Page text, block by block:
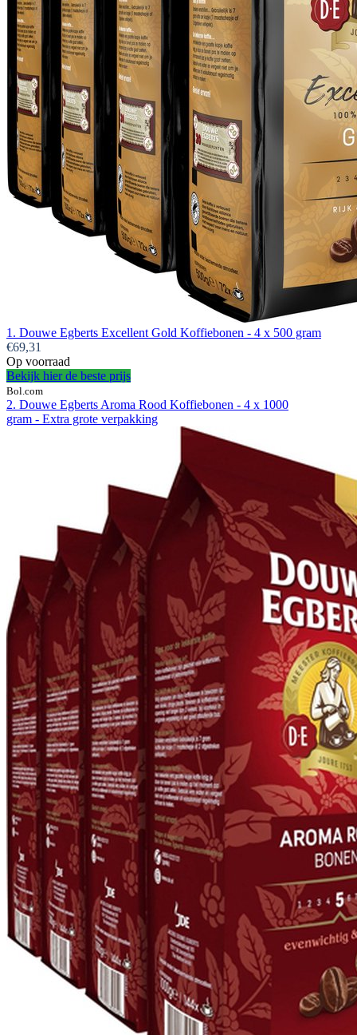
1. Douwe Egberts Excellent Gold Koffiebonen - 4 x 500 gram
€69,31
Op voorraad
Bekijk hier de beste prijs
Bol.com
2. Douwe Egberts Aroma Rood Koffiebonen - 4 x 1000
gram - Extra grote verpakking